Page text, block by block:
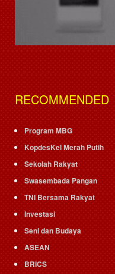
RECOMMENDED
Program MBG
KopdesKel Merah Putih
Sekolah Rakyat
Swasembada Pangan
TNI Bersama Rakyat
Investasi
Seni dan Budaya
ASEAN
BRICS